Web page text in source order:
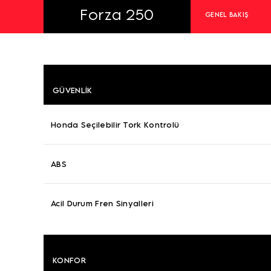
Forza 250 GENEL BAKIŞ
GÜVENLIK
Honda Seçilebilir Tork Kontrolü
ABS
Acil Durum Fren Sinyalleri
KONFOR